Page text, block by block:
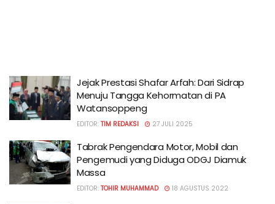
Jejak Prestasi Shafar Arfah: Dari Sidrap
Menuju Tangga Kehormatan di PA
Watansoppeng
EDITOR: TIM REDAKSI 27 JULI 2025
Tabrak Pengendara Motor, Mobil dan
Pengemudi yang Diduga ODGJ Diamuk
Massa
EDITOR: TOHIR MUHAMMAD 18 AGUSTUS 2022